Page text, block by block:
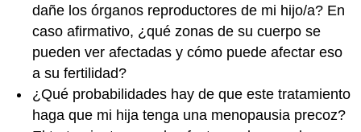
dañe los órganos reproductores de mi hijo/a? En
caso afirmativo, ¿qué zonas de su cuerpo se
pueden ver afectadas y cómo puede afectar eso
a su fertilidad?
¿Qué probabilidades hay de que este tratamiento
haga que mi hija tenga una menopausia precoz?